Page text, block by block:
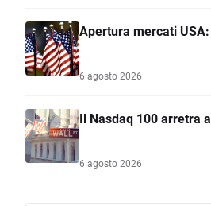
Apertura mercati
6 agosto 2026
Il Nasdaq 100 arretra
6 agosto 2026